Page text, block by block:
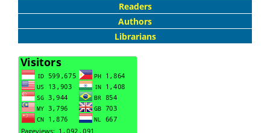
Readers
Authors
Librarians